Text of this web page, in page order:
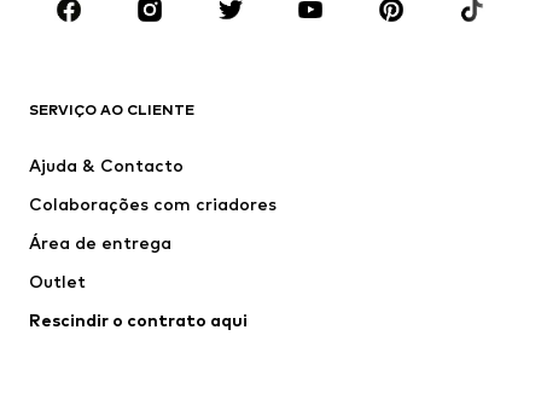
Acessórios
Premium
Novidades
Roupa interior
Sobretudos
Roupa de banho
SERVIÇO AO CLIENTE
Ajuda & Contacto
Colaborações com criadores
Área de entrega
Outlet
Rescindir o contrato aqui